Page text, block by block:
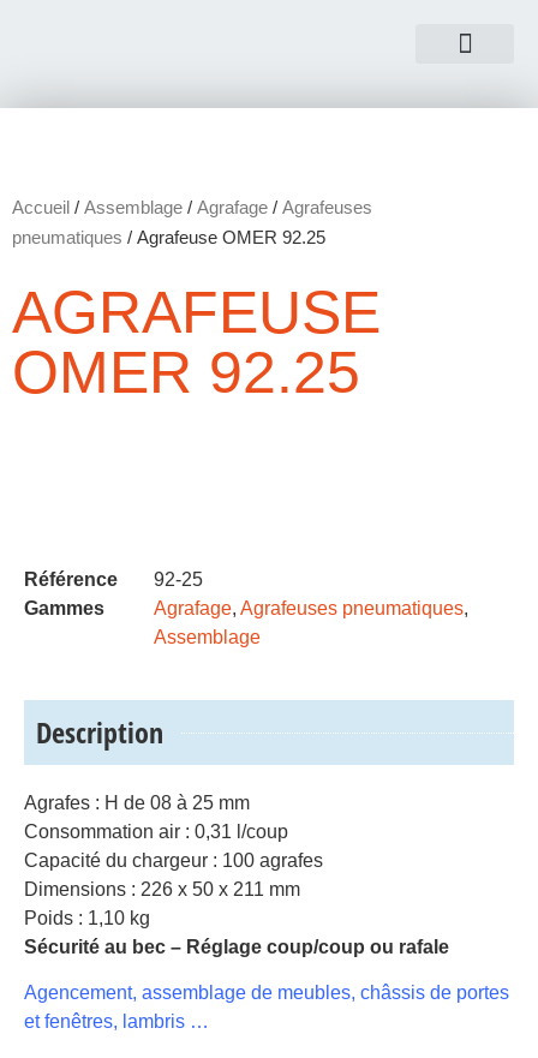
Accueil / Assemblage / Agrafage / Agrafeuses
pneumatiques / Agrafeuse OMER 92.25
AGRAFEUSE
OMER 92.25
Référence
92-25
Gammes
Agrafage, Agrafeuses pneumatiques,
Assemblage
Description
Agrafes : H de 08 à 25 mm
Consommation air : 0,31 l/coup
Capacité du chargeur : 100 agrafes
Dimensions : 226 x 50 x 211 mm
Poids : 1,10 kg
Sécurité au bec – Réglage coup/coup ou rafale
Agencement, assemblage de meubles, châssis de portes
et fenêtres, lambris …